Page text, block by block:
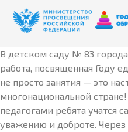
В детском саду № 83
работа, посвященная Году
не просто занятия — это
многонациональной
педагогами ребята учатся
уважению и доброте.